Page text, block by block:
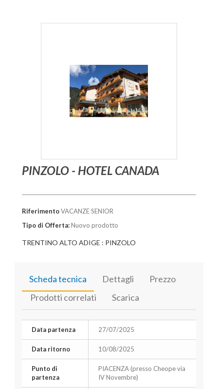
PINZOLO - HOTEL CANADA
RiferimentoVACANZE SENIOR
Tipo di Offerta:Nuovo prodotto
TRENTINO ALTO ADIGE : PINZOLO
Scheda tecnica Dettagli
Prezzo
Prodotti correlati
Scarica
Data partenza 27/07/2025
Data ritorno 10/08/2025
Punto di
partenza
PIACENZA (presso Cheope via
IV Novembre)